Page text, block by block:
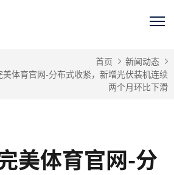
首页
新闻动态
体育官网-分布式收紧，新增光伏装机连续
两个月环比下滑
美体育官网-分